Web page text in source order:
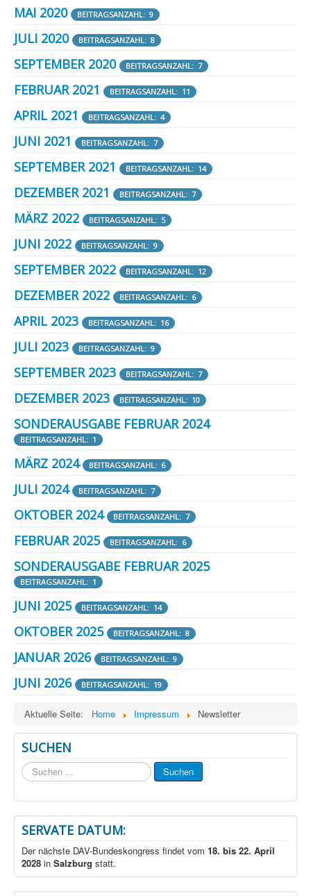
MAI 2020 BEITRAGSANZAHL: 9
JULI 2020 BEITRAGSANZAHL: 8
SEPTEMBER 2020 BEITRAGSANZAHL: 7
FEBRUAR 2021 BEITRAGSANZAHL: 11
APRIL 2021 BEITRAGSANZAHL: 4
JUNI 2021 BEITRAGSANZAHL: 7
SEPTEMBER 2021 BEITRAGSANZAHL: 14
DEZEMBER 2021 BEITRAGSANZAHL: 7
MÄRZ 2022 BEITRAGSANZAHL: 5
JUNI 2022 BEITRAGSANZAHL: 9
SEPTEMBER 2022 BEITRAGSANZAHL: 12
DEZEMBER 2022 BEITRAGSANZAHL: 6
APRIL 2023 BEITRAGSANZAHL: 16
JULI 2023 BEITRAGSANZAHL: 9
SEPTEMBER 2023 BEITRAGSANZAHL: 7
DEZEMBER 2023 BEITRAGSANZAHL: 10
SONDERAUSGABE FEBRUAR 2024
BEITRAGSANZAHL: 1
MÄRZ 2024 BEITRAGSANZAHL: 6
JULI 2024 BEITRAGSANZAHL: 7
OKTOBER 2024 BEITRAGSANZAHL: 7
FEBRUAR 2025 BEITRAGSANZAHL: 6
SONDERAUSGABE FEBRUAR 2025
BEITRAGSANZAHL: 1
JUNI 2025 BEITRAGSANZAHL: 14
OKTOBER 2025 BEITRAGSANZAHL: 8
JANUAR 2026 BEITRAGSANZAHL: 9
JUNI 2026 BEITRAGSANZAHL: 19
Aktuelle Seite: Home Impressum Newsletter
SUCHEN
Suchen
...
Suchen
SERVATE DATUM:
Der nächste DAV-Bundeskongress findet vom 18. bis 22. April
2028 in Salzburg statt.